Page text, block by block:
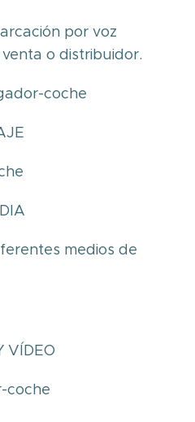
por voz
o distribuidor.
coche
medios de
VÍDEO
coche